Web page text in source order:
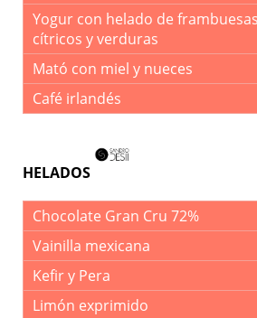
Yogur con helado de
cítricos y verduras
Mató con miel y nueces
Café irlandés
HELADOS
Chocolate Gran Cru 72%
Vainilla mexicana
Kefir y Pera
Limón exprimido